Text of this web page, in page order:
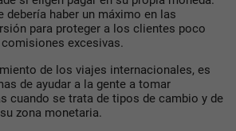
debería haber un máximo en las
para proteger a los clientes poco
excesivas.
de los viajes internacionales, es
de ayudar a la gente a tomar
cuando se trata de tipos de cambio y de
zona monetaria.